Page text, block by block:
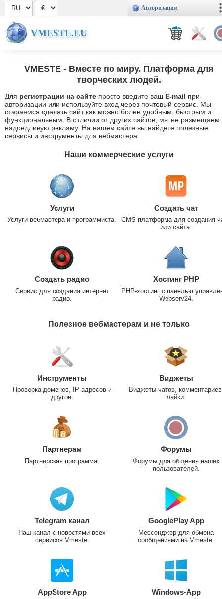
Авторизация
VMESTE.EU
VMESTE - Вместе по миру. Платформа для
творческих людей.
Для регистрации на сайте просто введите ваш E-mail при
авторизации или используйте вход через почтовый сервис. Мы
стараемся сделать сайт как можно более удобным, быстрым и
функциональным. В отличии от других сайтов, мы не размещаем
надоедливую рекламу. На нашем сайте вы найдете полезные
сервисы и инструменты для вебмастера.
Наши коммерческие услуги
Услуги
Услуги вебмастера и программиста.
Создать чат
CMS платформа для создания
или сайта.
Создать радио
Сервис для создания интернет
радио.
Хостинг PHP
PHP-хостинг с панелью
Webserv24.
Полезное вебмастерам и не только
Инструменты
Проверка доменов, IP-адресов и
другое.
Виджеты
Виджеты чатов,
лайки.
Партнерам
Партнерская программа.
Форумы
Форумы для общения наших
пользователей.
Telegram канал
Наш канал с новостями всех
сервисов Vmeste.
GooglePlay App
Мессенджер для обмена
сообщениями на Vmeste.
AppStore App Windows-App